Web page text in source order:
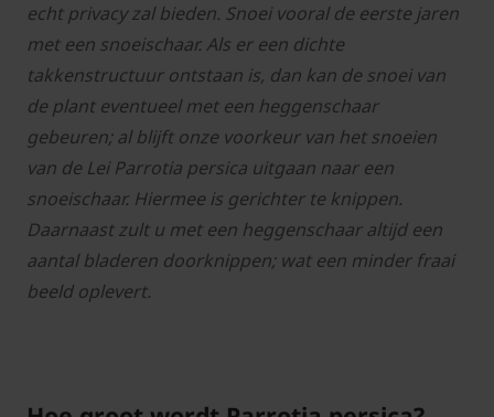
echt privacy zal bieden. Snoei vooral de eerste jaren
met een snoeischaar. Als er een dichte
takkenstructuur ontstaan is, dan kan de snoei van
de plant eventueel met een heggenschaar
gebeuren; al blijft onze voorkeur van het snoeien
van de Lei Parrotia persica uitgaan naar een
snoeischaar. Hiermee is gerichter te knippen.
Daarnaast zult u met een heggenschaar altijd een
aantal bladeren doorknippen; wat een minder fraai
beeld oplevert.